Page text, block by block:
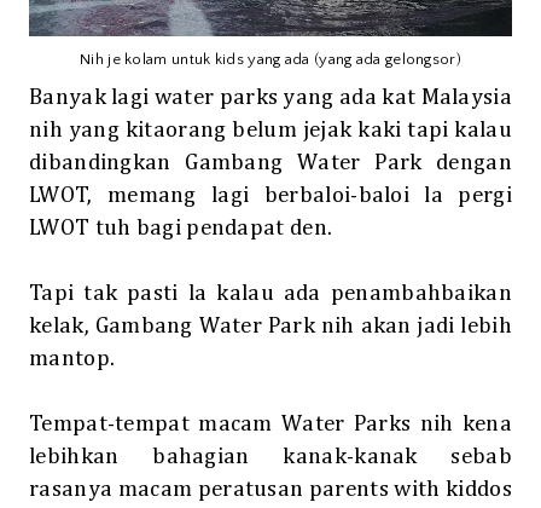
Nih je kolam untuk kids yang ada (yang ada gelongsor)
Banyak lagi water parks yang ada kat Malaysia
nih yang kitaorang belum jejak kaki tapi kalau
dibandingkan Gambang Water Park dengan
LWOT, memang lagi berbaloi-baloi la pergi
LWOT tuh bagi pendapat den.
Tapi tak pasti la kalau ada penambahbaikan
kelak, Gambang Water Park nih akan jadi lebih
mantop.
Tempat-tempat macam Water Parks nih kena
lebihkan bahagian kanak-kanak sebab
rasanya macam peratusan parents with kiddos